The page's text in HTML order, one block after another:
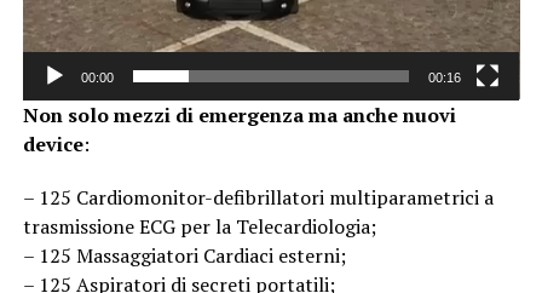
00:00 00:16
Non solo mezzi di emergenza ma anche nuovi
device:
– 125 Cardiomonitor-defibrillatori multiparametrici a
trasmissione ECG per la Telecardiologia;
– 125 Massaggiatori Cardiaci esterni;
– 125 Aspiratori di secreti portatili;